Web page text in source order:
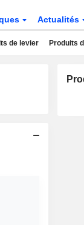
Actualités
de levier Produits